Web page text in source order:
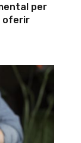
per
oferir